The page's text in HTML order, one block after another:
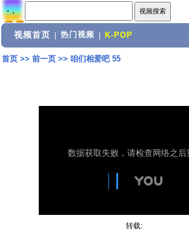
视频首页 热门视频 K-POP
首页>> 前一页>> 咱们相爱吧 55
转载: